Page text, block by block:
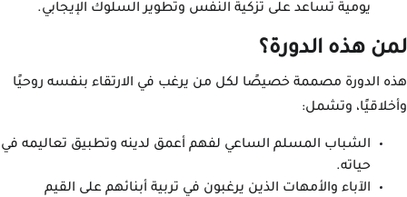
يومية تساعد على تزكية النفس وتطوير السلوك الإيجابي.
لمن هذه الدورة؟
هذه الدورة مصممة خصيصًا لكل من يرغب في الارتقاء بنفسه روحيًا
وأخلاقيًا، وتشمل:
الشباب المسلم الساعي لفهم أعمق لدينه وتطبيق تعاليمه في
حياته.
الآباء والأمهات الذين يرغبون في تربية أبنائهم على القيم